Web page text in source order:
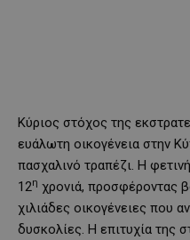
Κύριος στόχος της
ευάλωτη οικογένεια στην
πασχαλινό τραπέζι. Η
12η χρονιά, προσφέροντας
χιλιάδες οικογένειες που
δυσκολίες. Η επιτυχία της